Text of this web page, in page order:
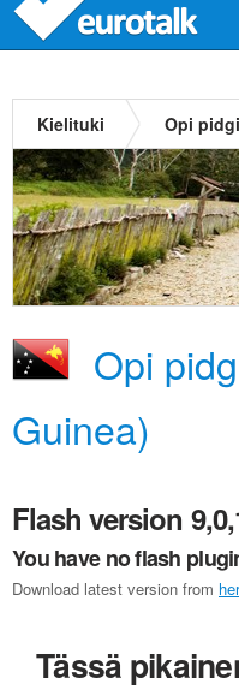
Kielituki Opi
Opi
Guinea)
Flash version
You have no flash
Download latest version from
Tässä